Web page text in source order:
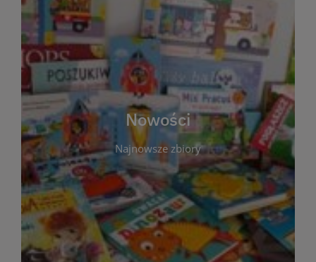
Nowości
Najnowsze zbiory
W tej sekcji prezentujemy najnowsze książki,
audiobooki oraz filmy, które właśnie trafiły do
zbiorów Miejskiej Biblioteki Publicznej w
Starachowicach. Regularnie aktualizujemy listę,
aby Czytelnicy mogli na bieżąco odkrywać świeże
tytuły i najciekawsze premiery wydawnicze. Każda
pozycja opatrzona jest krótkim opisem i
informacją o dostępności w katalogu. Zachęcamy
do częstych odwiedzin – nowości pojawiają się
niemal każdego tygodnia! Dzięki tej zakładce
zawsze będziesz wiedzieć, co warto przeczytać
jako pierwsze.